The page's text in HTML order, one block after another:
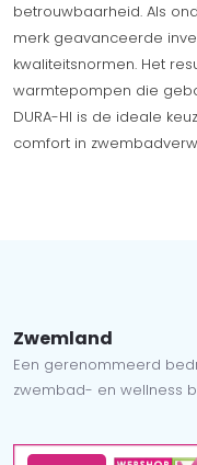
betrouwbaarheid. Als
merk geavanceerde
kwaliteitsnormen. Het
warmtepompen die
DURA-HI is de ideale
comfort in
Zwemland
Een gerenommeerd
zwembad- en wellness